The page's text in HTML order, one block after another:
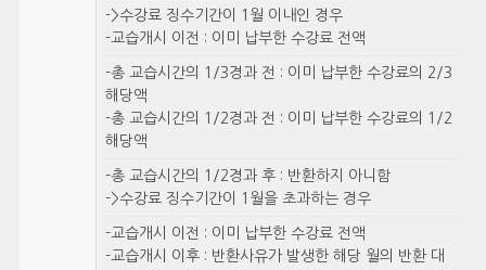
->수강료 징수기간이 1월 이내인 경우
-교습개시 이전 : 이미 납부한 수강료 전액
-총 교습시간의 1/3경과 전 : 이미 납부한 수강료의 2/3
해당액
-총 교습시간의 1/2경과 전 : 이미 납부한 수강료의 1/2
해당액
-총 교습시간의 1/2경과 후 : 반환하지 아니함
->수강료 징수기간이 1월을 초과하는 경우
-교습개시 이전 : 이미 납부한 수강료 전액
-교습개시 이후 : 반환사유가 발생한 해당 월의 반환 대